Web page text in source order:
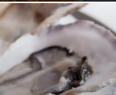
鮮でぷりぷりの牡